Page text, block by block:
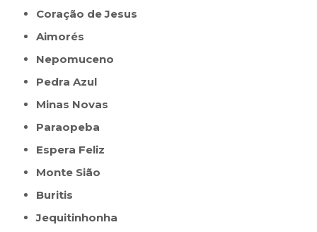
Coração de Jesus
Aimorés
Nepomuceno
Pedra Azul
Minas Novas
Paraopeba
Espera Feliz
Monte Sião
Buritis
Jequitinhonha